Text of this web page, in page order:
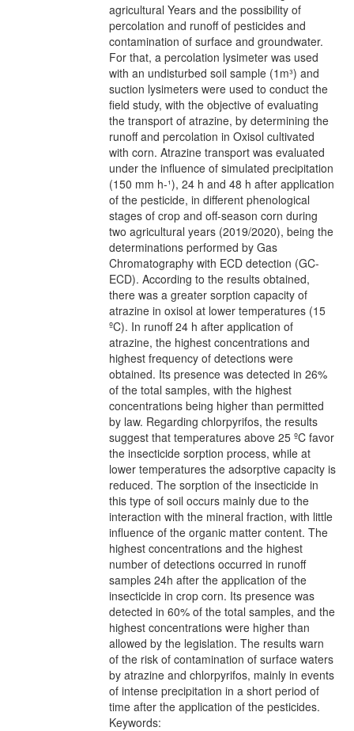
agricultural Years and the possibility of
percolation and runoff of pesticides and
contamination of surface and groundwater.
For that, a percolation lysimeter was used
with an undisturbed soil sample (1m³) and
suction lysimeters were used to conduct the
field study, with the objective of evaluating
the transport of atrazine, by determining the
runoff and percolation in Oxisol cultivated
with corn. Atrazine transport was evaluated
under the influence of simulated precipitation
(150 mm h-¹), 24 h and 48 h after application
of the pesticide, in different phenological
stages of crop and off-season corn during
two agricultural years (2019/2020), being the
determinations performed by Gas
Chromatography with ECD detection (GC-
ECD). According to the results obtained,
there was a greater sorption capacity of
atrazine in oxisol at lower temperatures (15
ºC). In runoff 24 h after application of
atrazine, the highest concentrations and
highest frequency of detections were
obtained. Its presence was detected in 26%
of the total samples, with the highest
concentrations being higher than permitted
by law. Regarding chlorpyrifos, the results
suggest that temperatures above 25 ºC favor
the insecticide sorption process, while at
lower temperatures the adsorptive capacity is
reduced. The sorption of the insecticide in
this type of soil occurs mainly due to the
interaction with the mineral fraction, with little
influence of the organic matter content. The
highest concentrations and the highest
number of detections occurred in runoff
samples 24h after the application of the
insecticide in crop corn. Its presence was
detected in 60% of the total samples, and the
highest concentrations were higher than
allowed by the legislation. The results warn
of the risk of contamination of surface waters
by atrazine and chlorpyrifos, mainly in events
of intense precipitation in a short period of
time after the application of the pesticides.
Keywords: